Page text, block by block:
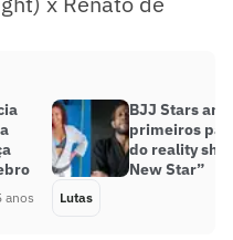
anos
BJJ Stars
primeiros
do reality
New Star”
Lutas